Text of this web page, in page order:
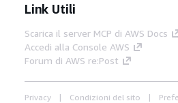
Link Utili
Scarica il server MCP di AWS Docs
Accedi alla Console AWS
Forum di AWS re:Post
Privacy Condizioni del sito